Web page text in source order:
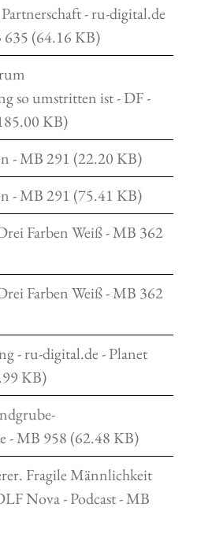
- ru-digital.de
(64.16 KB)
so umstritten ist - DF -
KB)
- MB 291 (22.20 KB)
- MB 291 (75.41 KB)
Farben Weiß - MB 362
Farben Weiß - MB 362
- ru-digital.de - Planet
KB)
- MB 958 (62.48 KB)
Fragile Männlichkeit
Nova - Podcast - MB